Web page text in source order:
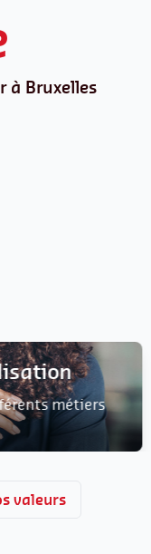
à Bruxelles
métiers
valeurs